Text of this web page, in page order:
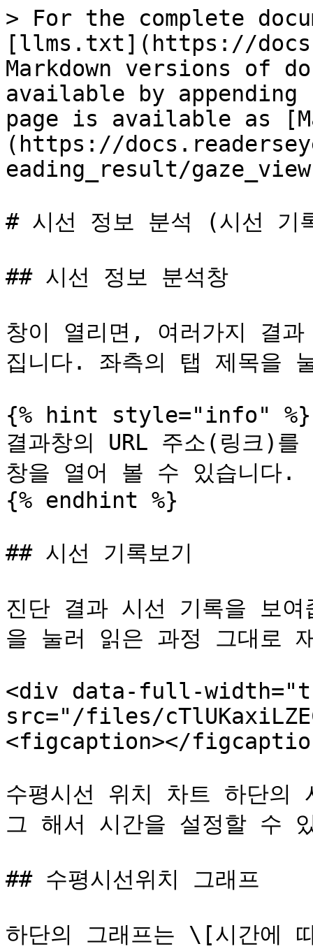
> For the complete
[llms.txt](https://
Markdown versions of
available by
page is available as
(https://
eading_result/
# 시선 정보 분석 (시선 기
## 시선 정보 분석창
창이 열리면, 여러가지 결
집니다. 좌측의 탭 제목을
{% hint style="info" %}
결과창의 URL 주소(링크)
창을 열어 볼 수 있습니다.
{% endhint %}
## 시선 기록보기
진단 결과 시선 기록을 보
을 눌러 읽은 과정 그대로
<div data-full-
src="/files/
<figcaption></
수평시선 위치 차트 하단의
그 해서 시간을 설정할 수
## 수평시선위치 그래프
하단의 그래프는 \[시간에